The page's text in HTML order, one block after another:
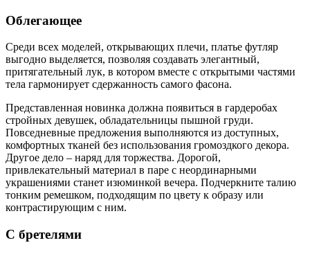
Облегающее
Среди всех моделей, открывающих плечи, платье футляр
выгодно выделяется, позволяя создавать элегантный,
притягательный лук, в котором вместе с открытыми частями
тела гармонирует сдержанность самого фасона.
Представленная новинка должна появиться в гардеробах
стройных девушек, обладательницы пышной груди.
Повседневные предложения выполняются из доступных,
комфортных тканей без использования громоздкого декора.
Другое дело – наряд для торжества. Дорогой,
привлекательный материал в паре с неординарными
украшениями станет изюминкой вечера. Подчеркните талию
тонким ремешком, подходящим по цвету к образу или
контрастирующим с ним.
С бретелями